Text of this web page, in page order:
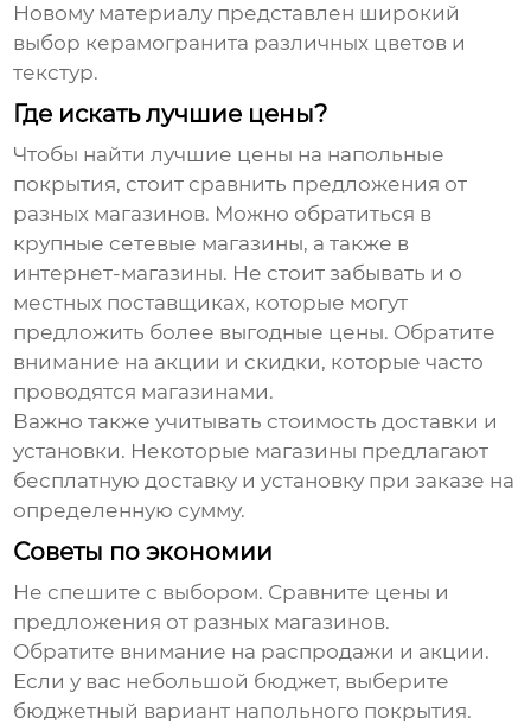
Новому материалу представлен широкий
выбор керамогранита различных цветов и
текстур.
Где искать лучшие цены?
Чтобы найти лучшие цены на напольные
покрытия, стоит сравнить предложения от
разных магазинов. Можно обратиться в
крупные сетевые магазины, а также в
интернет-магазины. Не стоит забывать и о
местных поставщиках, которые могут
предложить более выгодные цены. Обратите
внимание на акции и скидки, которые часто
проводятся магазинами.
Важно также учитывать стоимость доставки и
установки. Некоторые магазины предлагают
бесплатную доставку и установку при заказе на
определенную сумму.
Советы по экономии
Не спешите с выбором. Сравните цены и
предложения от разных магазинов.
Обратите внимание на распродажи и акции.
Если у вас небольшой бюджет, выберите
бюджетный вариант напольного покрытия.